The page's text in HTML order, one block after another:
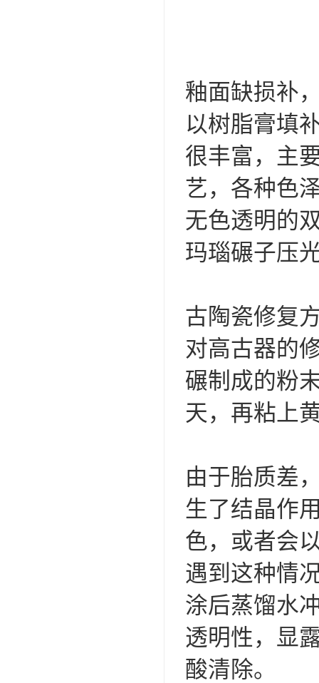
釉面缺损补
以树脂膏填
很丰富，主
艺，各种色
无色透明的
玛瑙碾子压
古陶瓷修复
对高古器的
碾制成的粉
天，再粘上
由于胎质差
生了结晶作
色，或者会
遇到这种情
涂后蒸馏水
透明性，显
酸清除。